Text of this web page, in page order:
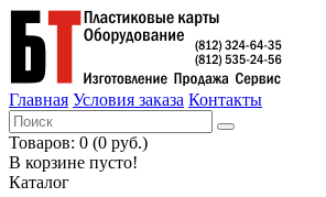
Главная Условия заказа Контакты
Товаров: 0 (0 руб.)
В корзине пусто!
Каталог